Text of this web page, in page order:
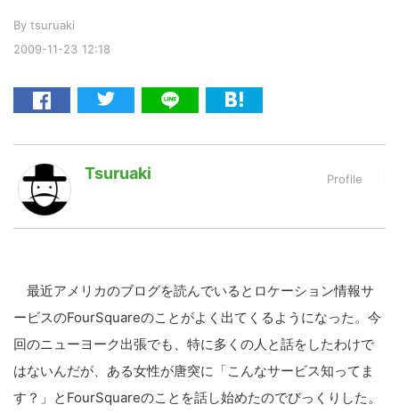
2009-11-23 12:18
By tsuruaki
Tsuruaki
最近アメリカのブログを読んでいるとロケーション情報サ
ービスのFourSquareのことがよ く出てくるようになった。今
回のニューヨーク出張でも、特に多く の人と話をしたわけで
はないんだが、ある女性が唐突に「こんなサービス知ってま
す？」とFourSquareのことを話し始めたのでびっくりした。
RE:LIFE
Re:Work
AI
Drone
[Startup]
[Voice Edition]
[YouTube]
投資家登録